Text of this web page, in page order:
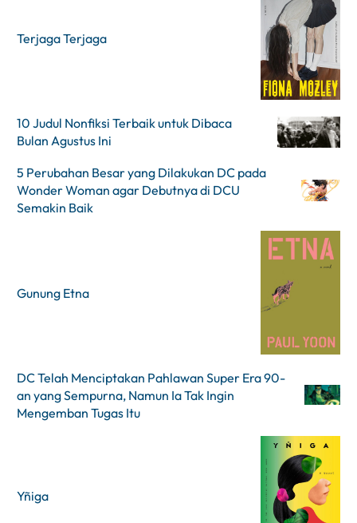
Terjaga Terjaga
10 Judul Nonfiksi Terbaik untuk Dibaca
Bulan Agustus Ini
5 Perubahan Besar yang Dilakukan DC pada
Wonder Woman agar Debutnya di DCU
Semakin Baik
Gunung Etna
DC Telah Menciptakan Pahlawan Super Era 90-
an yang Sempurna, Namun Ia Tak Ingin
Mengemban Tugas Itu
Yñiga